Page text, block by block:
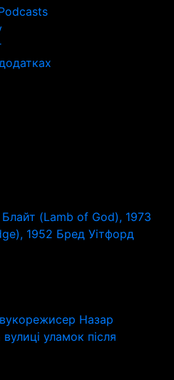
(Lamb of God), 1973
1952 Бред Уітфорд
Назар
уламок після